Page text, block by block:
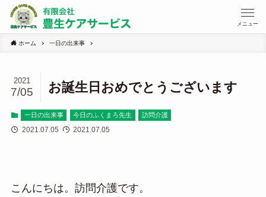
メニュー
ホーム 一日の出来事
お誕生日おめでとうございます
2021
7/05
一日の出来事 今日のふくまろ先生 訪問介護
2021.07.05 2021.07.05
こんにちは。訪問介護です。